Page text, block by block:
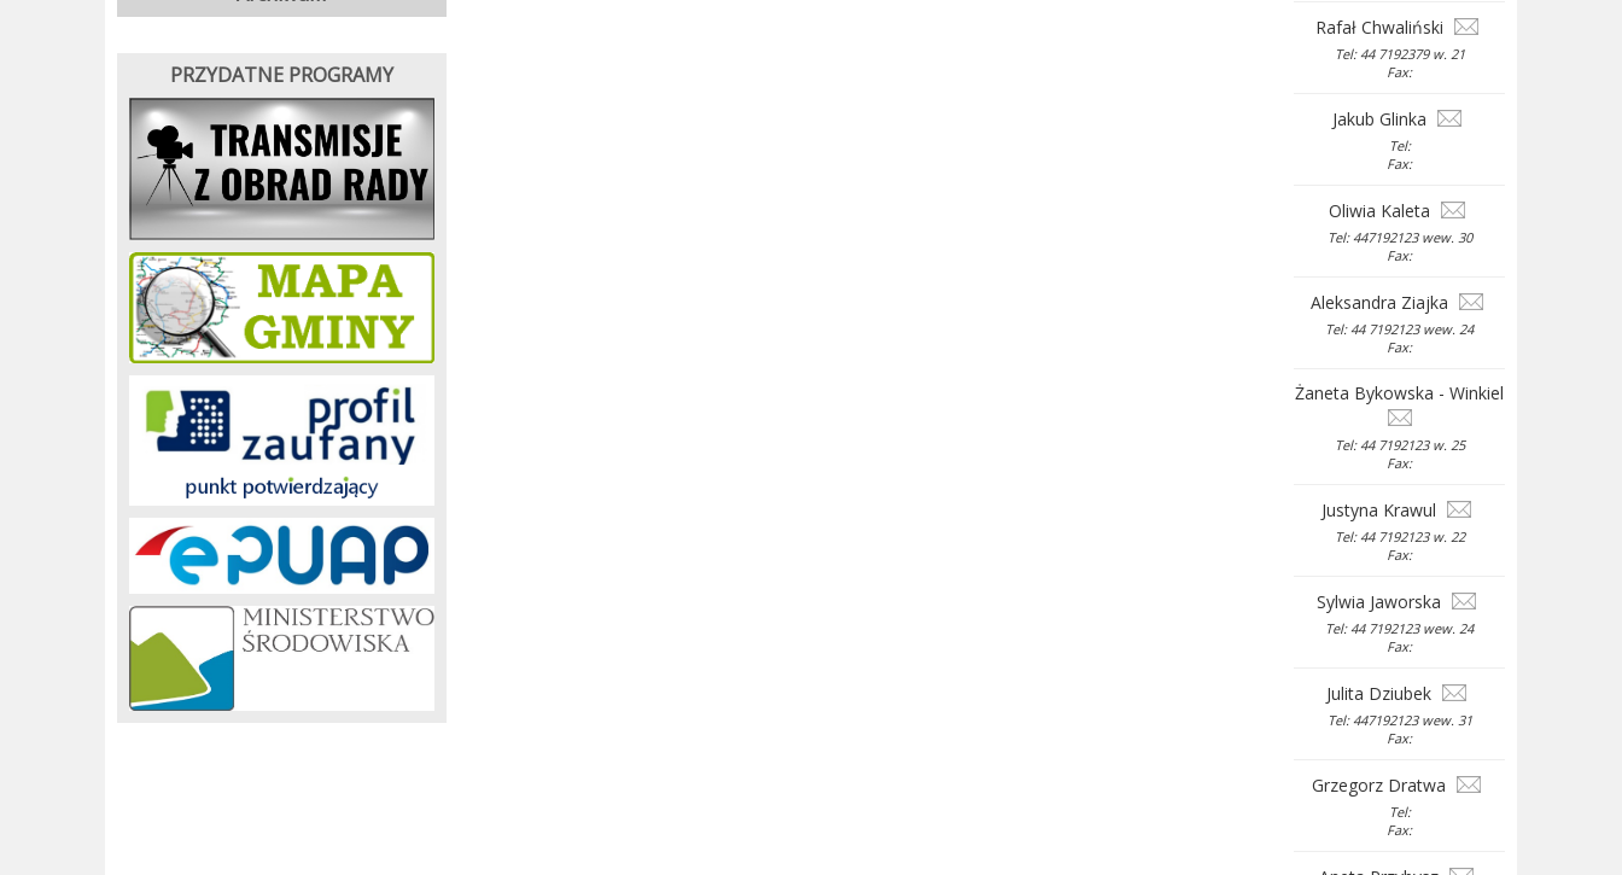
PRZYDATNE PROGRAMY
Rafał Chwaliński
Tel: 44 7192379 w. 21
Fax:
Jakub Glinka
Tel:
Fax:
Oliwia Kaleta
Tel: 447192123 wew. 30
Fax:
Aleksandra Ziajka
Tel: 44 7192123 wew. 24
Fax:
Żaneta Bykowska - Winkiel
Tel: 44 7192123 w. 25
Fax:
Justyna Krawul
Tel: 44 7192123 w. 22
Fax:
Sylwia Jaworska
Tel: 44 7192123 wew. 24
Fax:
Julita Dziubek
Tel: 447192123 wew. 31
Fax:
Grzegorz Dratwa
Tel:
Fax: